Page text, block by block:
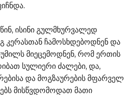
ისინი გულმხურვალედ
კერასთან ჩამოსხდებოდნენ და
მიეცემოდნენ, რომ ერთის
სულიერი ძალები, და,
და მოგზაურების მფარველ
მისწვდომოდათ მათი